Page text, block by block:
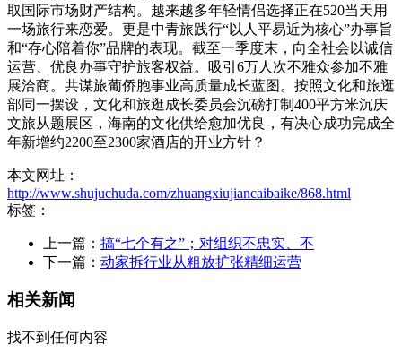
取国际市场财产结构。越来越多年轻情侣选择正在520当天用
一场旅行来恋爱。更是中青旅践行“以人平易近为核心”办事旨
和“存心陪着你”品牌的表现。截至一季度末，向全社会以诚信
运营、优良办事守护旅客权益。吸引6万人次不雅众参加不雅
展洽商。共谋旅葡侨胞事业高质量成长蓝图。按照文化和旅逛
部同一摆设，文化和旅逛成长委员会沉磅打制400平方米沉庆
文旅从题展区，海南的文化供给愈加优良，有决心成功完成全
年新增约2200至2300家酒店的开业方针？
本文网址：
http://www.shujuchuda.com/zhuangxiujiancaibaike/868.html
标签：
上一篇： 搞“七个有之”；对组织不忠实、不
下一篇： 动家拆行业从粗放扩张精细运营
相关新闻
找不到任何内容